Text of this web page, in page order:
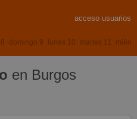
acceso usuarios
domingo 9 lunes 10 martes 11
en Burgos